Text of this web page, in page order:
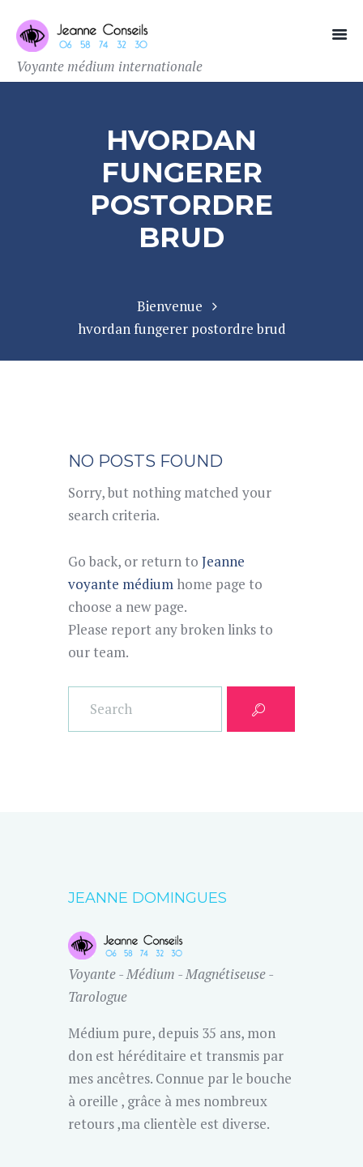
Voyante médium internationale
HVORDAN
FUNGERER
POSTORDRE
BRUD
Bienvenue
hvordan fungerer postordre brud
NO POSTS FOUND
Sorry, but nothing matched your
search criteria.
Go back, or return to Jeanne
voyante médium home page to
choose a new page.
Please report any broken links to
our team.
JEANNE DOMINGUES
Voyante - Médium - Magnétiseuse -
Tarologue
Médium pure, depuis 35 ans, mon
don est héréditaire et transmis par
mes ancêtres. Connue par le bouche
à oreille , grâce à mes nombreux
retours ,ma clientèle est diverse.